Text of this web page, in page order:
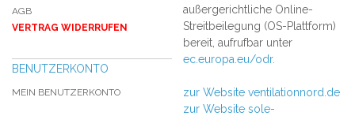
AGB
VERTRAG WIDERRUFEN
BENUTZERKONTO
MEIN BENUTZERKONTO
außergerichtliche Online-
Streitbeilegung (OS-Plattform)
bereit, aufrufbar unter
ec.europa.eu/odr.
zur Website ventilationnord.de
zur Website sole-